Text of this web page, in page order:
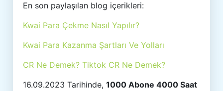
En son paylaşılan blog içerikleri:
Kwai Para Çekme Nasıl Yapılır?
Kwai Para Kazanma Şartları Ve Yolları
CR Ne Demek? Tiktok CR Ne Demek?
16.09.2023 Tarihinde,1000 Abone 4000 Saat